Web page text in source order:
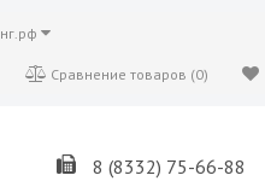
Сравнение товаров (0)
8 (8332) 75-66-88